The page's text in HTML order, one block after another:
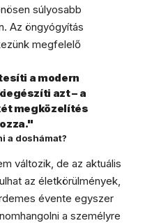
súlyosabb
Az öngyógyítás
megfelelő
a modern
azt – a
megközelítés
a doshámat?
változik, de az aktuális
az életkörülmények,
évente egyszer
a személyre